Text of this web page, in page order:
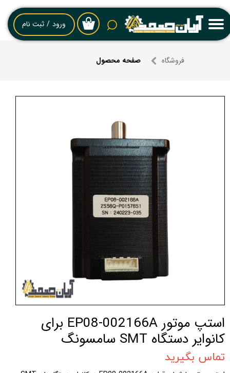
۰ ورود / ثبت نام
حساب کاربری من
خروج از حساب کاربری
فروشگاه صفحه محصول
استپ موتور EP08-002166A برای
کانوایر دستگاه SMT سامسونگ
تماس بگیرید